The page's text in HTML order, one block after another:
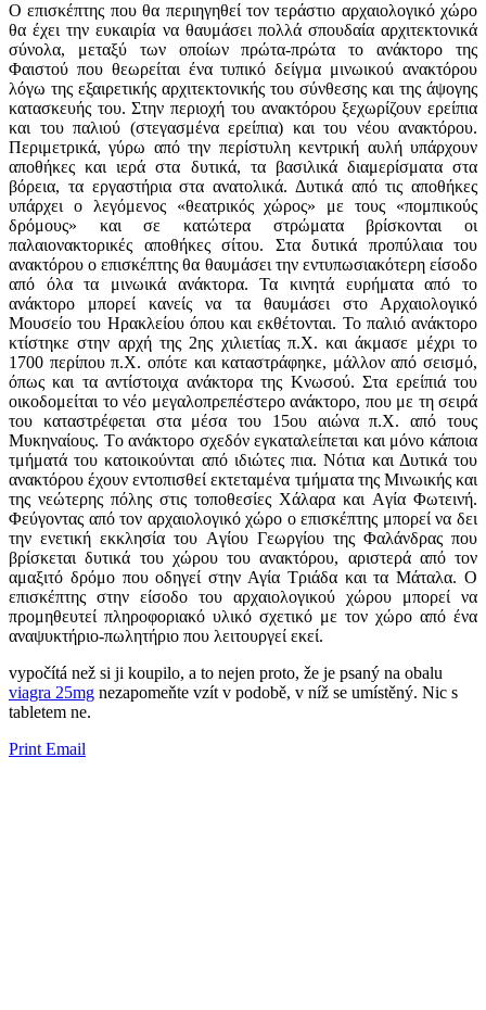
Ο επισκέπτης που θα περιηγηθεί τον τεράστιο αρχαιολογικό χώρο
θα έχει την ευκαιρία να θαυμάσει πολλά σπουδαία αρχιτεκτονικά
σύνολα, μεταξύ των οποίων πρώτα-πρώτα το ανάκτορο της
Φαιστού που θεωρείται ένα τυπικό δείγμα μινωικού ανακτόρου
λόγω της εξαιρετικής αρχιτεκτονικής του σύνθεσης και της άψογης
κατασκευής του. Στην περιοχή του ανακτόρου ξεχωρίζουν ερείπια
και του παλιού (στεγασμένα ερείπια) και του νέου ανακτόρου.
Περιμετρικά, γύρω από την περίστυλη κεντρική αυλή υπάρχουν
αποθήκες και ιερά στα δυτικά, τα βασιλικά διαμερίσματα στα
βόρεια, τα εργαστήρια στα ανατολικά. Δυτικά από τις αποθήκες
υπάρχει ο λεγόμενος «θεατρικός χώρος» με τους «πομπικούς
δρόμους» και σε κατώτερα στρώματα βρίσκονται οι
παλαιονακτορικές αποθήκες σίτου. Στα δυτικά προπύλαια του
ανακτόρου ο επισκέπτης θα θαυμάσει την εντυπωσιακότερη είσοδο
από όλα τα μινωικά ανάκτορα. Τα κινητά ευρήματα από το
ανάκτορο μπορεί κανείς να τα θαυμάσει στο Αρχαιολογικό
Μουσείο του Ηρακλείου όπου και εκθέτονται. Το παλιό ανάκτορο
κτίστηκε στην αρχή της 2ης χιλιετίας π.Χ. και άκμασε μέχρι το
1700 περίπου π.Χ. οπότε και καταστράφηκε, μάλλον από σεισμό,
όπως και τα αντίστοιχα ανάκτορα της Κνωσού. Στα ερείπιά του
οικοδομείται το νέο μεγαλοπρεπέστερο ανάκτορο, που με τη σειρά
του καταστρέφεται στα μέσα του 15ου αιώνα π.Χ. από τους
Μυκηναίους. Tο ανάκτορο σχεδόν εγκαταλείπεται και μόνο κάποια
τμήματά του κατοικούνται από ιδιώτες πια. Νότια και Δυτικά του
ανακτόρου έχουν εντοπισθεί εκτεταμένα τμήματα της Μινωικής και
της νεώτερης πόλης στις τοποθεσίες Xάλαρα και Aγία Φωτεινή.
Φεύγοντας από τον αρχαιολογικό χώρο ο επισκέπτης μπορεί να δει
την ενετική εκκλησία του Aγίου Γεωργίου της Φαλάνδρας που
βρίσκεται δυτικά του χώρου του ανακτόρου, αριστερά από τον
αμαξιτό δρόμο που οδηγεί στην Αγία Tριάδα και τα Μάταλα. Ο
επισκέπτης στην είσοδο του αρχαιολογικού χώρου μπορεί να
προμηθευτεί πληροφοριακό υλικό σχετικό με τον χώρο από ένα
αναψυκτήριο-πωλητήριο που λειτουργεί εκεί.
vypočítá než si ji koupilo, a to nejen proto, že je psaný na obalu
viagra 25mg ​​nezapomeňte vzít v podobě, v níž se umístěný. Nic s
tabletem ne.
Print Email